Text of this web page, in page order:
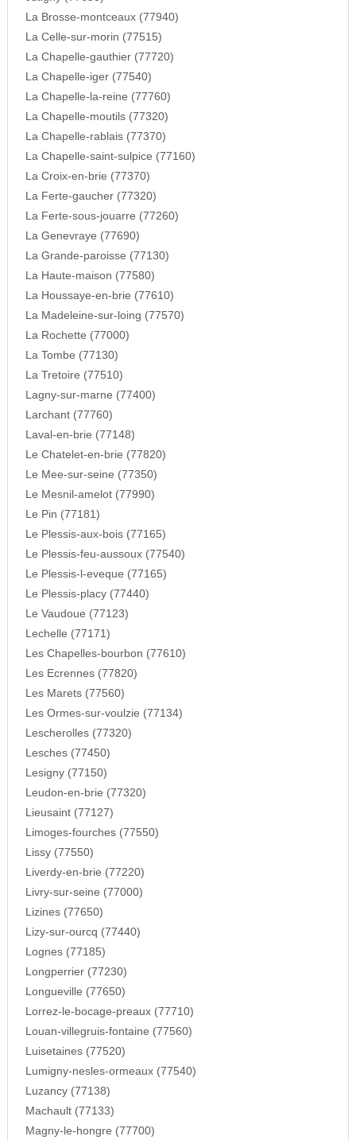
La Brosse-montceaux (77940)
La Celle-sur-morin (77515)
La Chapelle-gauthier (77720)
La Chapelle-iger (77540)
La Chapelle-la-reine (77760)
La Chapelle-moutils (77320)
La Chapelle-rablais (77370)
La Chapelle-saint-sulpice (77160)
La Croix-en-brie (77370)
La Ferte-gaucher (77320)
La Ferte-sous-jouarre (77260)
La Genevraye (77690)
La Grande-paroisse (77130)
La Haute-maison (77580)
La Houssaye-en-brie (77610)
La Madeleine-sur-loing (77570)
La Rochette (77000)
La Tombe (77130)
La Tretoire (77510)
Lagny-sur-marne (77400)
Larchant (77760)
Laval-en-brie (77148)
Le Chatelet-en-brie (77820)
Le Mee-sur-seine (77350)
Le Mesnil-amelot (77990)
Le Pin (77181)
Le Plessis-aux-bois (77165)
Le Plessis-feu-aussoux (77540)
Le Plessis-l-eveque (77165)
Le Plessis-placy (77440)
Le Vaudoue (77123)
Lechelle (77171)
Les Chapelles-bourbon (77610)
Les Ecrennes (77820)
Les Marets (77560)
Les Ormes-sur-voulzie (77134)
Lescherolles (77320)
Lesches (77450)
Lesigny (77150)
Leudon-en-brie (77320)
Lieusaint (77127)
Limoges-fourches (77550)
Lissy (77550)
Liverdy-en-brie (77220)
Livry-sur-seine (77000)
Lizines (77650)
Lizy-sur-ourcq (77440)
Lognes (77185)
Longperrier (77230)
Longueville (77650)
Lorrez-le-bocage-preaux (77710)
Louan-villegruis-fontaine (77560)
Luisetaines (77520)
Lumigny-nesles-ormeaux (77540)
Luzancy (77138)
Machault (77133)
Magny-le-hongre (77700)